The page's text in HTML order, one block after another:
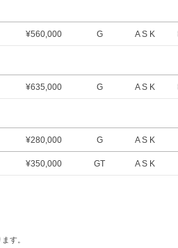
¥560,000 G A S K
¥635,000 G A S K
¥280,000 G A S K
¥350,000 GT A S K
す。